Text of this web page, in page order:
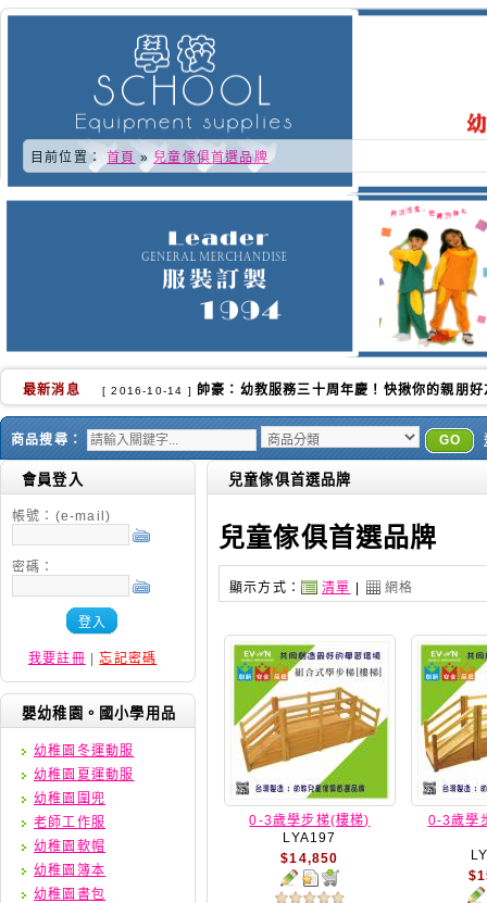
目前位置： 首頁 » 兒童傢俱首選品牌
最新消息 [ 2016-10-02 ] 又快到了學校換季的時侯.更感謝各位好朋友
商品搜尋： GO
會員登入
帳號：(e-mail)
密碼：
登入
我要註冊 |忘記密碼
嬰幼稚園。國小學用品
幼稚園冬運動服
幼稚園夏運動服
幼稚園圍兜
老師工作服
幼稚園軟帽
幼稚園簿本
幼稚園書包
兒童傢俱首選品牌
兒童傢俱首選品牌
顯示方式： 清單 網格
0-3歲學步梯(樓梯)
LYA197
$14,850
0-3歲學